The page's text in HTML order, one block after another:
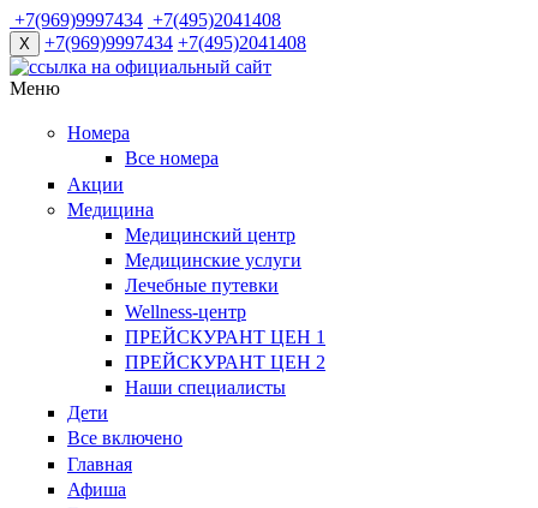
+7(969)9997434 +7(495)2041408
X +7(969)9997434 +7(495)2041408
Меню
Номера
Все номера
Акции
Медицина
Медицинский центр
Медицинские услуги
Лечебные путевки
Wellness-центр
ПРЕЙСКУРАНТ ЦЕН 1
ПРЕЙСКУРАНТ ЦЕН 2
Наши специалисты
Дети
Все включено
Главная
Афиша